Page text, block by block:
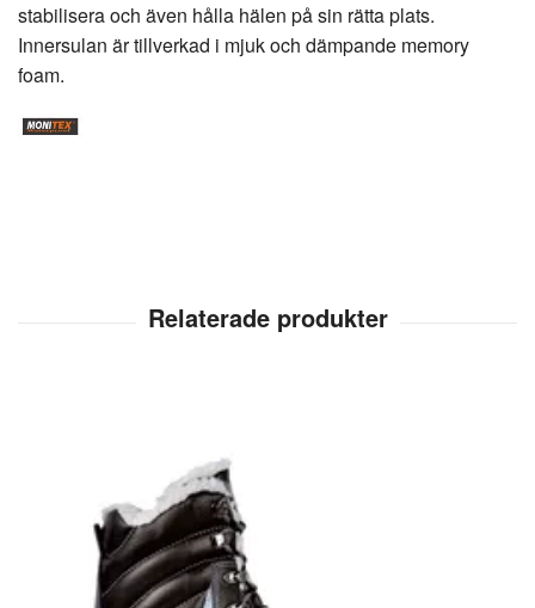
stabilisera och även hålla hälen på sin rätta plats.
Innersulan är tillverkad i mjuk och dämpande memory
foam.